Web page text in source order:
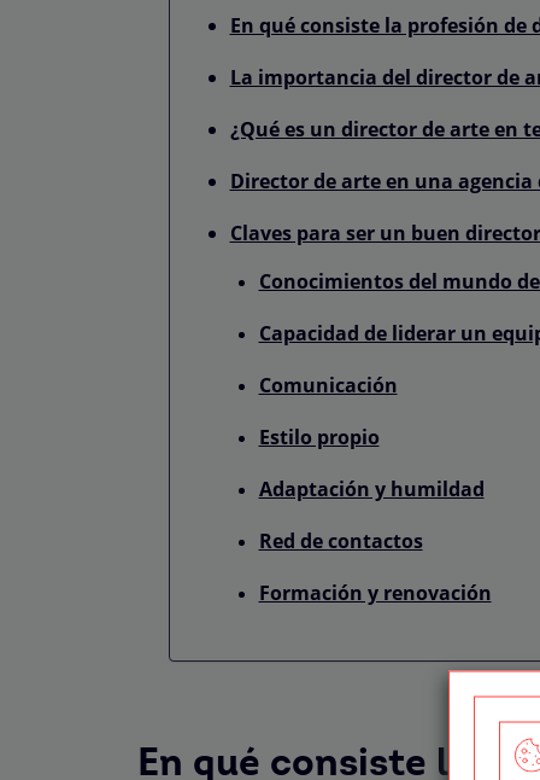
En qué consiste la profesión de
La importancia del director de
¿Qué es un director de arte en
Director de arte en una
Claves para ser un buen
Conocimientos del mundo
Capacidad de liderar un
Comunicación
Estilo propio
Adaptación y humildad
Red de contactos
Formación y renovación
En qué consiste la